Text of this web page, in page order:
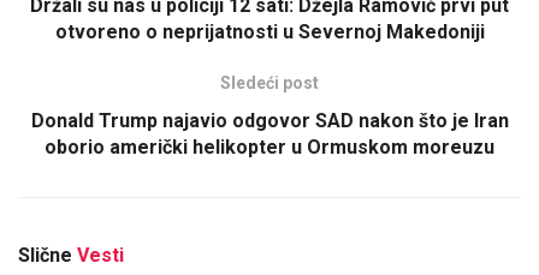
Držali su nas u policiji 12 sati: Džejla Ramović prvi put
otvoreno o neprijatnosti u Severnoj Makedoniji
Sledeći post
Donald Trump najavio odgovor SAD nakon što je Iran
oborio američki helikopter u Ormuskom moreuzu
Slične Vesti